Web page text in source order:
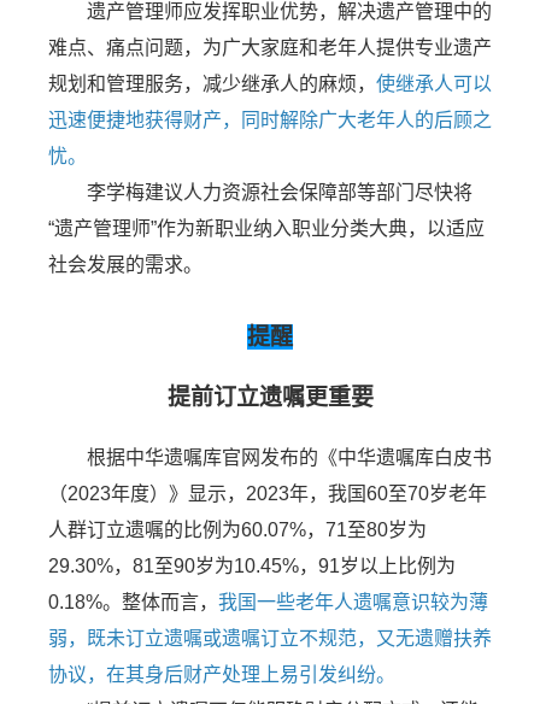
遗产管理师应发挥职业优势，解决遗产管理中的
难点、痛点问题，为广大家庭和老年人提供专业遗产
规划和管理服务，减少继承人的麻烦， 使继承人可以
迅速便捷地获得财产，同时解除广大老年人的后顾之
忧。
李学梅建议人力资源社会保障部等部门尽快将
“遗产管理师”作为新职业纳入职业分类大典，以适应
社会发展的需求。
提醒
提前订立遗嘱更重要
根据中华遗嘱库官网发布的《中华遗嘱库白皮书
（2023年度）》显示，2023年，我国60至70岁老年
人群订立遗嘱的比例为60.07%，71至80岁为
29.30%，81至90岁为10.45%，91岁以上比例为
0.18%。整体而言， 我国一些老年人遗嘱意识较为薄
弱，既未订立遗嘱或遗嘱订立不规范，又无遗赠扶养
协议，在其身后财产处理上易引发纠纷。